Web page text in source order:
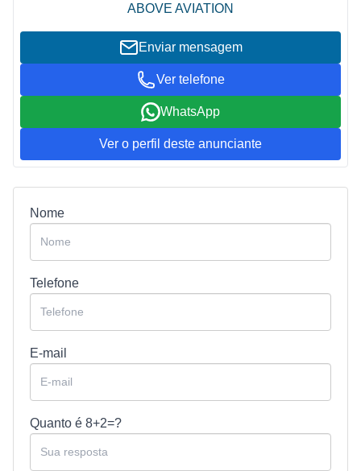
ABOVE AVIATION
Enviar mensagem
Ver telefone
WhatsApp
Ver o perfil deste anunciante
Nome
Telefone
E-mail
Quanto é 8+2=?